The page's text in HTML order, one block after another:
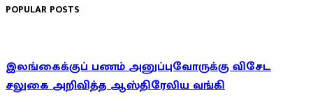
POPULAR POSTS
இலங்கைக்குப் பணம் அனுப்புவோருக்கு விசேட
சலுகை அறிவித்த ஆஸ்திரேலிய வங்கி